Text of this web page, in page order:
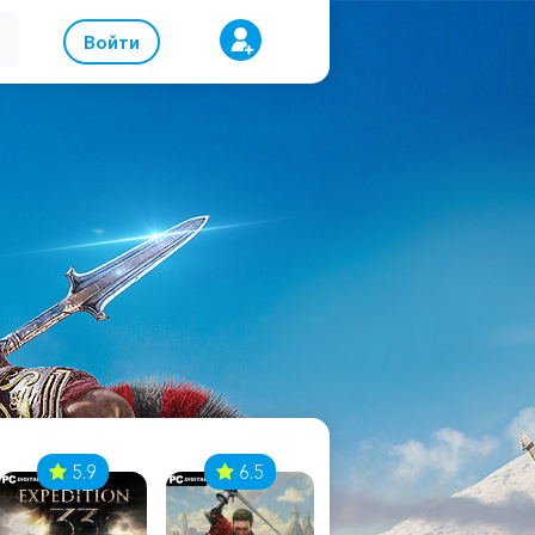
Войти
5.9 6.5 8.1